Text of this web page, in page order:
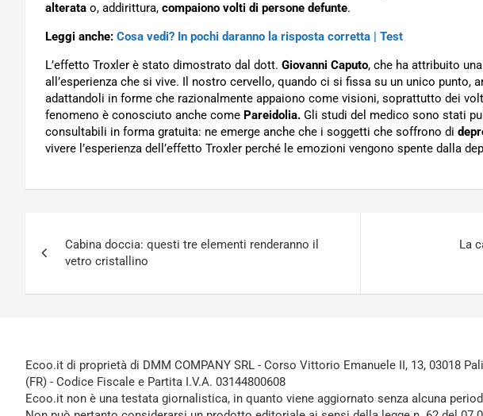
alterata o, addirittura, compaiono volti di persone defunte.
Leggi anche: Cosa vedi? In pochi daranno la risposta corretta | Test
L’effetto Troxler è stato dimostrato dal dott. Giovanni Caputo, che ha attribuito
all’esperienza che si vive. Il nostro cervello, quando ci si fissa su un unico punto,
adattandoli in forme che razionalmente appaiono come visioni, soprattutto dei
fenomeno è conosciuto anche come Pareidolia. Gli studi del medico sono stati
consultabili in forma gratuita: ne emerge anche che i soggetti che soffrono di
vivere l’esperienza dell’effetto Troxler perché le emozioni vengono spente dalla
articoli
Cabina doccia: questi tre elementi renderanno il
vetro cristallino
La
Ecoo.it di proprietà di DMM COMPANY SRL - Corso Vittorio Emanuele II, 13, 03018
(FR) - Codice Fiscale e Partita I.V.A. 03144800608
Ecoo.it non è una testata giornalistica, in quanto viene aggiornato senza alcuna